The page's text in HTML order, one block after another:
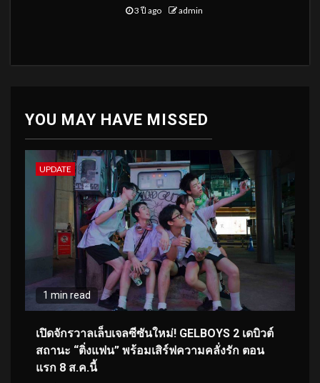
3 ปี ago admin
YOU MAY HAVE MISSED
UPDATE
1 min read
เปิดจักรวาลเล็บเจลซีซันใหม่! GELBOYS 2 เดบิวต์
สถานะ “ติ่งแฟน” พร้อมเสิร์ฟความคลั่งรัก ตอน
แรก 8 ส.ค.นี้